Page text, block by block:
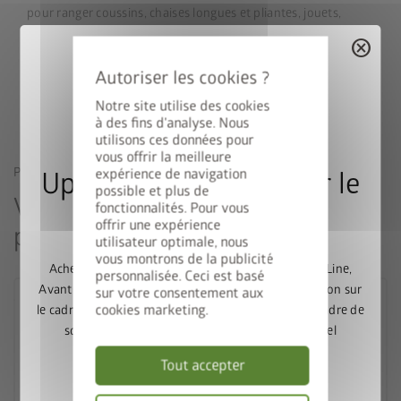
Notre site utilise des cookies
à des fins d'analyse. Nous
utilisons ces données pour
vous offrir la meilleure
expérience de navigation
possible et plus de
fonctionnalités. Pour vous
offrir une expérience
utilisateur optimale, nous
vous montrons de la publicité
personnalisée. Ceci est basé
sur votre consentement aux
cookies marketing.
Tout accepter
pour ranger coussins, chaises longues et pliantes, jouets,
ustensiles de camping et accessoires de sport. 5 tailles,
solution durable grâce à ses matériaux de haute qualité.
PRODUITS SIMILAIRES
Vous pourriez aussi être intéressé
par
cancel
Upgrade Deal : 50% sur le
cadre de sol
Achetez un abri de jardin Europa, Panorama, HighLine,
AvantGarde ou Neo et bénéficiez de 50% de réduction sur
le cadre de sol assorti. Ajoutez l’abri de jardin et le cadre de
sol au panier, puis saisissez le code promotionnel
FRAME50.
Valable jusqu’au 31/08/2026.